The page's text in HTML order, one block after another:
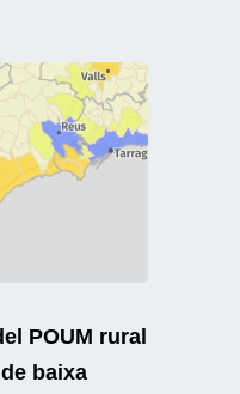
POUM rural
baixa